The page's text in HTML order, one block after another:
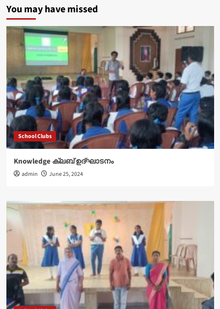
You may have missed
School Clubs
Knowledge ക്ലബ് ഉദ്‌ഘാടനം
admin June 25, 2024